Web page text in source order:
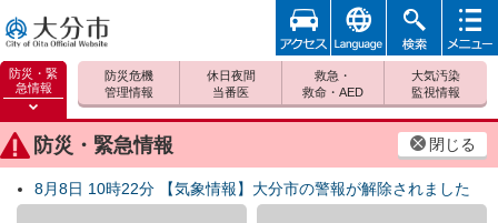
大分市
防災・緊
急情報
防災緊
急情報
を開く
防災・緊急情報 閉じる
8月8日 10時22分 【気象情報】大分市の警報が解除されました
防災危機
管理情報
休日夜間
当番医
救急・
救命・AED
大気汚染
監視情報
アクセ
ス
foreign 検索
メニュ